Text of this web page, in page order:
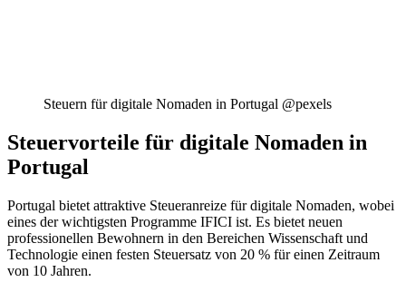
Steuern für digitale Nomaden in Portugal @pexels
Steuervorteile für digitale Nomaden in
Portugal
Portugal bietet attraktive Steueranreize für digitale Nomaden, wobei
eines der wichtigsten Programme IFICI ist. Es bietet neuen
professionellen Bewohnern in den Bereichen Wissenschaft und
Technologie einen festen Steuersatz von 20 % für einen Zeitraum
von 10 Jahren.